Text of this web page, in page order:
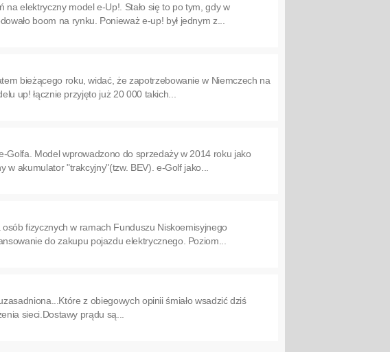
na elektryczny model e-Up!. Stało się to po tym, gdy w
boom na rynku. Ponieważ e-up! był jednym z...
bieżącego roku, widać, że zapotrzebowanie w Niemczech na
up! łącznie przyjęto już 20 000 takich...
Golfa. Model wprowadzono do sprzedaży w 2014 roku jako
akumulator "trakcyjny"(tzw. BEV). e-Golf jako...
fizycznych w ramach Funduszu Niskoemisyjnego
do zakupu pojazdu elektrycznego. Poziom...
z obiegowych opinii śmiało wsadzić dziś
sieci.Dostawy prądu są...